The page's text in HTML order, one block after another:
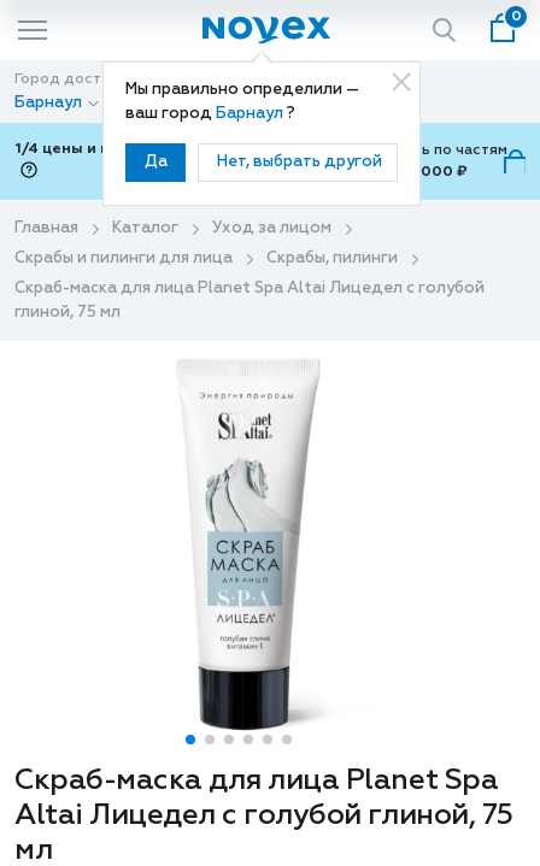
Мы правильно определили —
ваш город Барнаул ?
Да Нет, выбрать другой
0
Город доставки
Барнаул
Способ доставки
Доставка
1/4 цены и покупки ваши с Подели
Можно оплатить по частям
от 700 ₽ до 15,000 ₽
Главная Каталог
Уход за лицом
Скрабы и пилинги для лица
Скрабы, пилинги
Скраб-маска для лица Planet Spa Altai Лицедел с голубой
глиной, 75 мл
Скраб-маска для лица Planet Spa
Altai Лицедел с голубой глиной, 75
мл